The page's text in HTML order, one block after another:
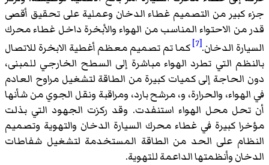
جزء كبير من التصميم غطاء الدخان وعملية على تحقيق أقصى
قدر من الاحتواء المناسب من الهواء والأبخرة داخل غطاء محرك
السيارة الدخان.[7]
كما تم تصميم معظم أغطية الابخرة للاتصال
بالنظم التي تطرد الهواء مباشرة إلى السطح الخارجي للمبنى،
دون الحاجة إلى كميات كبيرة من الطاقة لتشغيل مراوح العادم
في الهواء، والحرارة، و، مرشح بارد، ومراقبة ونقل الجوي من شأنها
أن تحل محل الهواء استنفدت. وقد ركزت الجهود التي بذلت
مؤخرا كبيرة في غطاء محرك السيارة الدخان والتهوية وتصميم
النظام على الحد من الطاقة المستخدمة لتشغيل شفاطات
الدخان وأنظمتها الداعمة للتهوية.